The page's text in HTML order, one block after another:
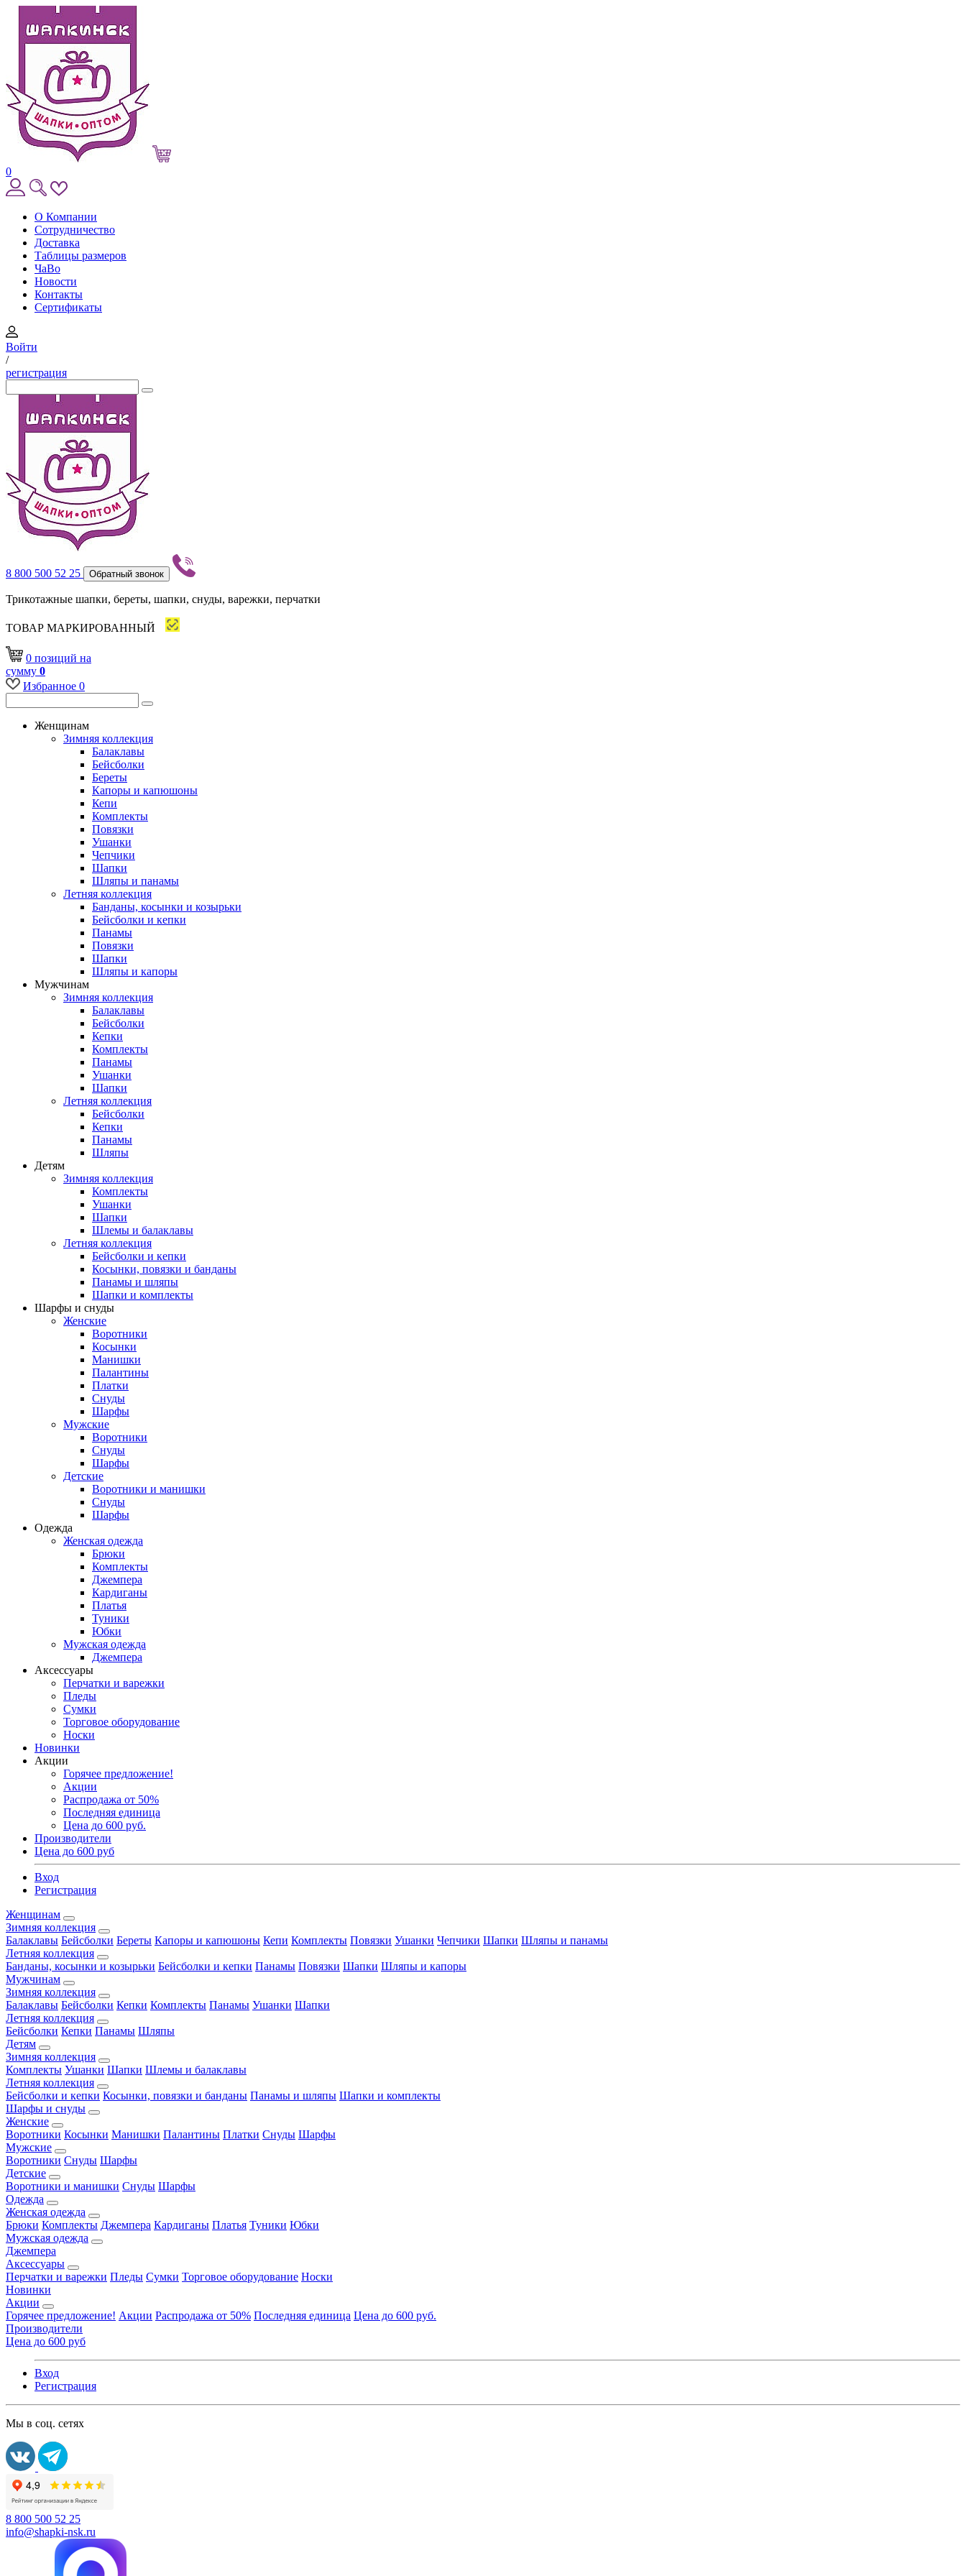
0
О Компании
Сотрудничество
Доставка
Таблицы размеров
ЧаВо
Новости
Контакты
Сертификаты
Войти
/
регистрация
8 800 500 52 25 Обратный звонок
Трикотажные шапки, береты, шапки, снуды, варежки, перчатки
ТОВАР МАРКИРОВАННЫЙ
0 позиций на
сумму 0
Избранное 0
Женщинам
Зимняя коллекция
Балаклавы
Бейсболки
Береты
Капоры и капюшоны
Кепи
Комплекты
Повязки
Ушанки
Чепчики
Шапки
Шляпы и панамы
Летняя коллекция
Банданы, косынки и козырьки
Бейсболки и кепки
Панамы
Повязки
Шапки
Шляпы и капоры
Мужчинам
Зимняя коллекция
Балаклавы
Бейсболки
Кепки
Комплекты
Панамы
Ушанки
Шапки
Летняя коллекция
Бейсболки
Кепки
Панамы
Шляпы
Детям
Зимняя коллекция
Комплекты
Ушанки
Шапки
Шлемы и балаклавы
Летняя коллекция
Бейсболки и кепки
Косынки, повязки и банданы
Панамы и шляпы
Шапки и комплекты
Шарфы и снуды
Женские
Воротники
Косынки
Манишки
Палантины
Платки
Снуды
Шарфы
Мужские
Воротники
Снуды
Шарфы
Детские
Воротники и манишки
Снуды
Шарфы
Одежда
Женская одежда
Брюки
Комплекты
Джемпера
Кардиганы
Платья
Туники
Юбки
Мужская одежда
Джемпера
Аксессуары
Перчатки и варежки
Пледы
Сумки
Торговое оборудование
Носки
Новинки
Акции
Горячее предложение!
Акции
Распродажа от 50%
Последняя единица
Цена до 600 руб.
Производители
Цена до 600 руб
Вход
Регистрация
Женщинам
Зимняя коллекция
Балаклавы Бейсболки Береты Капоры и капюшоны Кепи Комплекты Повязки Ушанки Чепчики Шапки Шляпы и панамы
Летняя коллекция
Банданы, косынки и козырьки Бейсболки и кепки Панамы Повязки Шапки Шляпы и капоры
Мужчинам
Зимняя коллекция
Балаклавы Бейсболки Кепки Комплекты Панамы Ушанки Шапки
Летняя коллекция
Бейсболки Кепки Панамы Шляпы
Детям
Зимняя коллекция
Комплекты Ушанки Шапки Шлемы и балаклавы
Летняя коллекция
Бейсболки и кепки Косынки, повязки и банданы Панамы и шляпы Шапки и комплекты
Шарфы и снуды
Женские
Воротники Косынки Манишки Палантины Платки Снуды Шарфы
Мужские
Воротники Снуды Шарфы
Детские
Воротники и манишки Снуды Шарфы
Одежда
Женская одежда
Брюки Комплекты Джемпера Кардиганы Платья Туники Юбки
Мужская одежда
Джемпера
Аксессуары
Перчатки и варежки Пледы Сумки Торговое оборудование Носки
Новинки
Акции
Горячее предложение! Акции Распродажа от 50% Последняя единица Цена до 600 руб.
Производители
Цена до 600 руб
Вход
Регистрация
Мы в соц. сетях
8 800 500 52 25
info@shapki-nsk.ru